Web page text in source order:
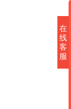
在
线
客
服